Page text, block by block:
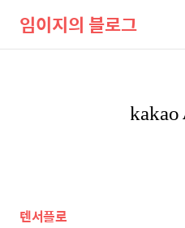
임이지의 블로그
텐서플로